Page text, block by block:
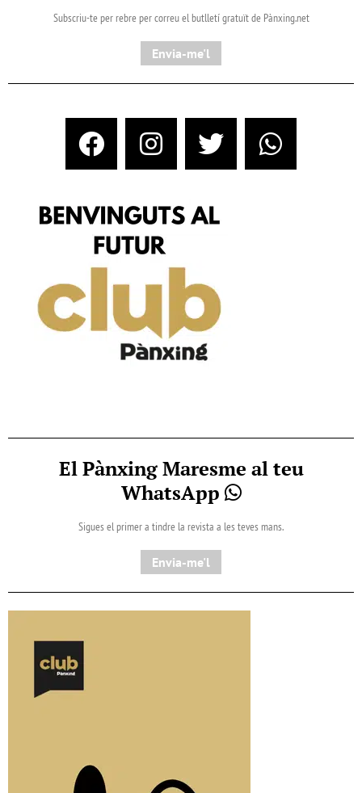
Subscriu-te per rebre per correu el butlletí gratuït de Pànxing.net​
Envia-me'l
El Pànxing Maresme al teu
WhatsApp
Sigues el primer a tindre la revista a les teves mans.
Envia-me'l